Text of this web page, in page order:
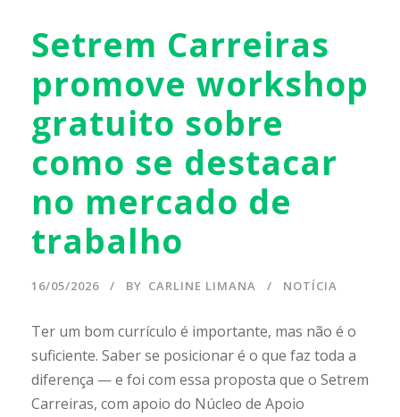
Setrem Carreiras
promove workshop
gratuito sobre
como se destacar
no mercado de
trabalho
16/05/2026 BY CARLINE LIMANA NOTÍCIA
Ter um bom currículo é importante, mas não é o
suficiente. Saber se posicionar é o que faz toda a
diferença — e foi com essa proposta que o Setrem
Carreiras, com apoio do Núcleo de Apoio